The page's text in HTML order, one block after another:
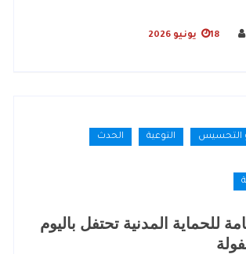
18 يونيو 2026
التحسيس التوعية الحدث
للحماية المدنية تحتفل باليوم